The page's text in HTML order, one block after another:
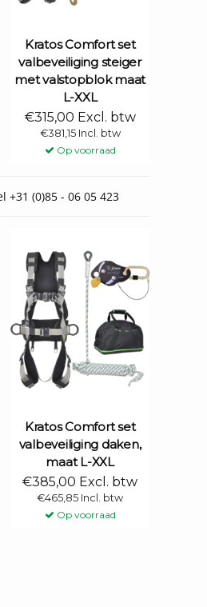
Kratos Comfort set
valbeveiliging steiger
met valstopblok maat
L-XXL
€315,00 Excl. btw
€381,15 Incl. btw
Op voorraad
+31 (0)85 - 06 05 423
Kratos Comfort set
valbeveiliging daken,
maat L-XXL
€385,00 Excl. btw
€465,85 Incl. btw
Op voorraad